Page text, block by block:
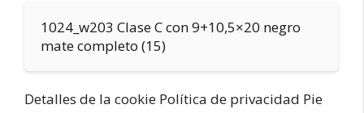
1024_w203 Clase C con 9+10,5×20 negro
mate completo (15)
Detalles de la cookie Política de privacidad Pie